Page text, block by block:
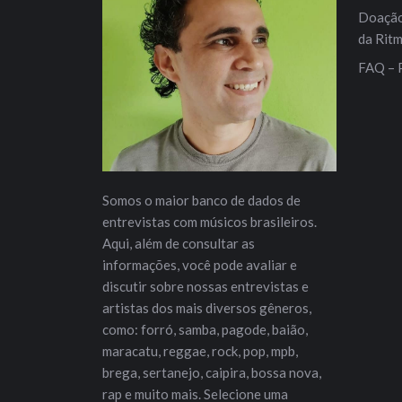
Somos o maior banco de dados de
entrevistas com músicos brasileiros.
Aqui, além de consultar as
informações, você pode avaliar e
discutir sobre nossas entrevistas e
artistas dos mais diversos gêneros,
como: forró, samba, pagode, baião,
maracatu, reggae, rock, pop, mpb,
brega, sertanejo, caipira, bossa nova,
rap e muito mais. Selecione uma
da
FAQ –